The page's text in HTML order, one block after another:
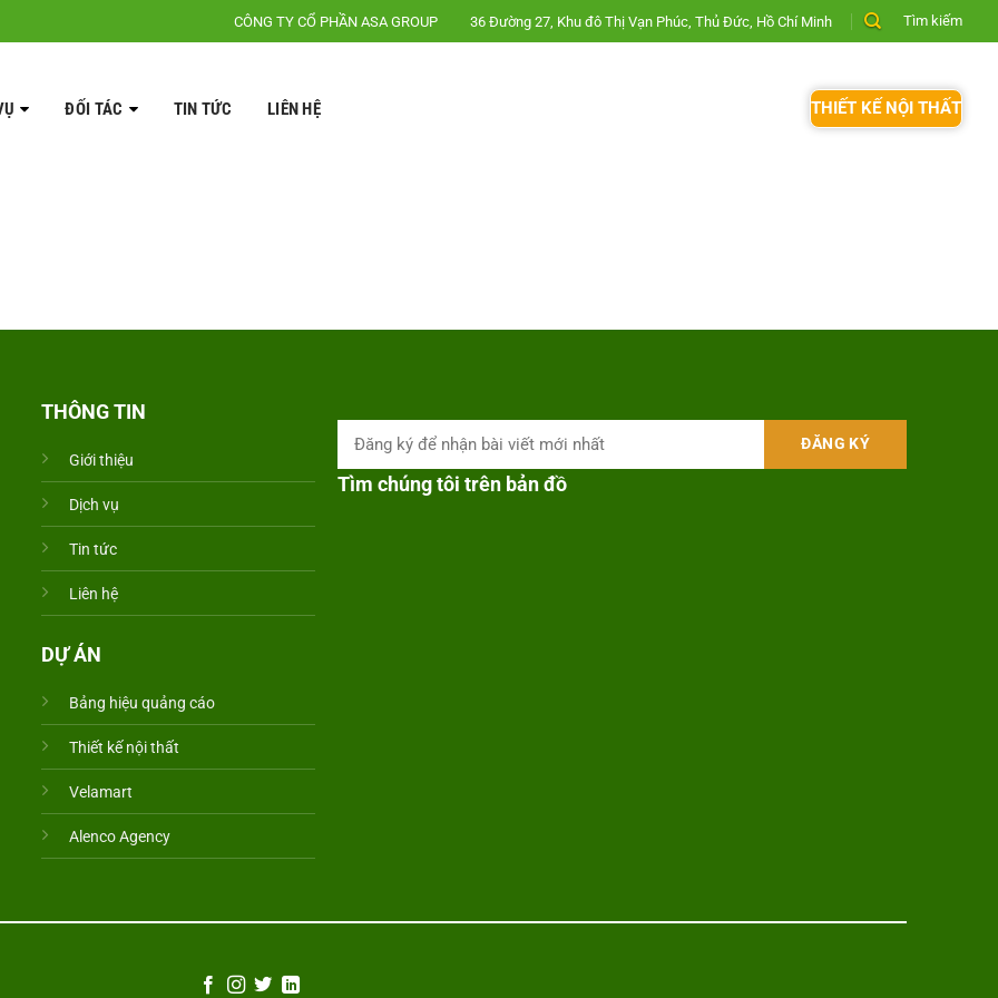
CÔNG TY CỔ PHẦN ASA GROUP 36 Đường 27, Khu đô Thị Vạn Phúc, Thủ Đức, Hồ Chí Minh Tìm kiếm
ĐỐI TÁC TIN TỨC LIÊN HỆ THIẾT KẾ NỘI THẤT
THÔNG TIN
Giới thiệu
Dịch vụ
Tin tức
Liên hệ
DỰ ÁN
Bảng hiệu quảng cáo
Thiết kế nội thất
Velamart
Alenco Agency
Tìm chúng tôi trên bản đồ